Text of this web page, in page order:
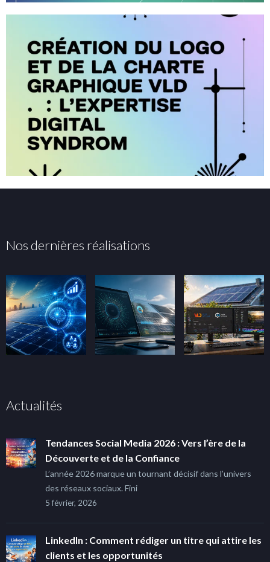
Nos dernières réalisations
Actualités
Tendances Social Media 2026 : Vers l’ère de la
Découverte et de la Confiance
L’année 2026 marque un tournant décisif dans l’univers
des réseaux sociaux. Fini
5 février, 2026
LinkedIn : Comment rédiger un titre qui attire les
clients et les opportunités